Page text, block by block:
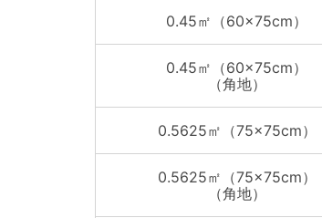
0.45㎡（60×75cm）
0.45㎡（60×75cm）
（角地）
0.5625㎡（75×75cm）
0.5625㎡（75×75cm）
（角地）